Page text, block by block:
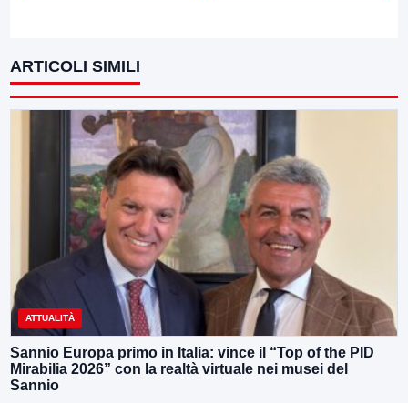
ARTICOLI SIMILI
ATTUALITÀ
Sannio Europa primo in Italia: vince il “Top of the PID
Mirabilia 2026” con la realtà virtuale nei musei del
Sannio